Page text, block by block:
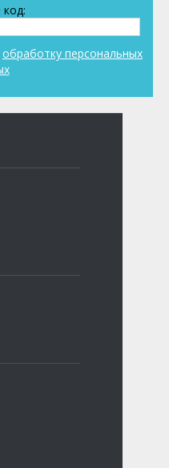
обработку персональных